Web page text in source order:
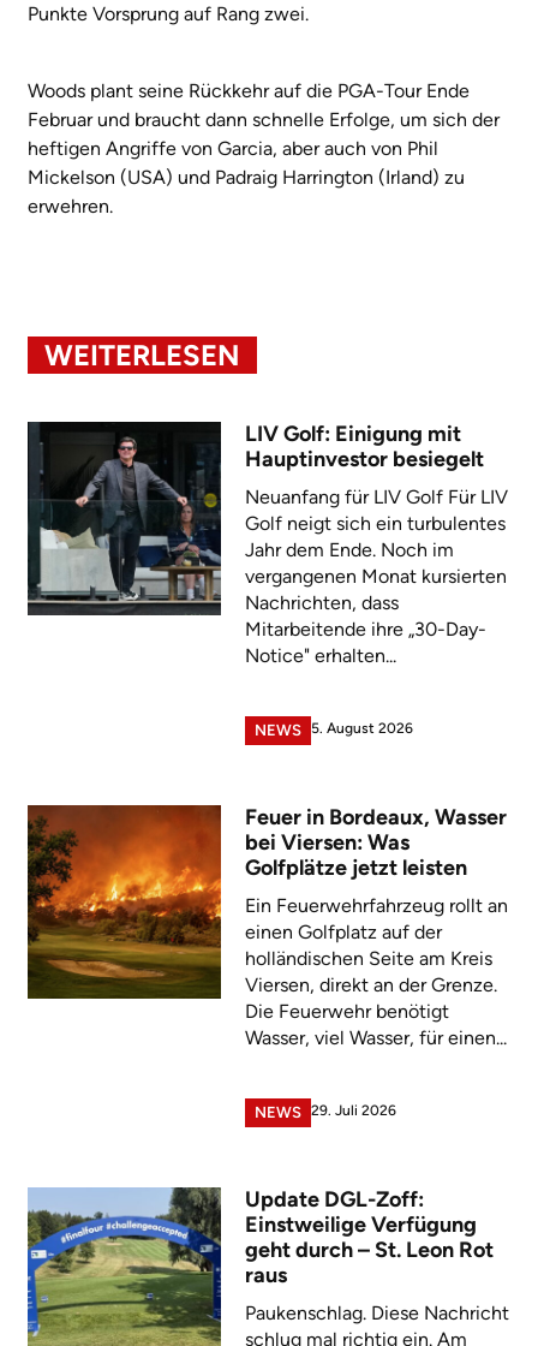
Punkte Vorsprung auf Rang zwei.
Woods plant seine Rückkehr auf die PGA-Tour Ende
Februar und braucht dann schnelle Erfolge, um sich der
heftigen Angriffe von Garcia, aber auch von Phil
Mickelson (USA) und Padraig Harrington (Irland) zu
erwehren.
WEITERLESEN
LIV Golf: Einigung mit
Hauptinvestor besiegelt
Neuanfang für LIV Golf Für LIV
Golf neigt sich ein turbulentes
Jahr dem Ende. Noch im
vergangenen Monat kursierten
Nachrichten, dass
Mitarbeitende ihre „30-Day-
Notice" erhalten...
NEWS 5. August 2026
Feuer in Bordeaux, Wasser
bei Viersen: Was
Golfplätze jetzt leisten
Ein Feuerwehrfahrzeug rollt an
einen Golfplatz auf der
holländischen Seite am Kreis
Viersen, direkt an der Grenze.
Die Feuerwehr benötigt
Wasser, viel Wasser, für einen...
NEWS 29. Juli 2026
Update DGL-Zoff:
Einstweilige Verfügung
geht durch – St. Leon Rot
raus
Paukenschlag. Diese Nachricht
schlug mal richtig ein. Am